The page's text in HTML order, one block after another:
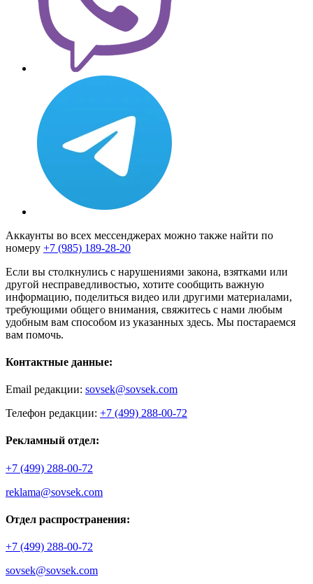
Аккаунты во всех мессенджерах можно также найти по
номеру +7 (985) 189-28-20
Если вы столкнулись с нарушениями закона, взятками или
другой несправедливостью, хотите сообщить важную
информацию, поделиться видео или другими материалами,
требующими общего внимания, свяжитесь с нами любым
удобным вам способом из указанных здесь. Мы постараемся
вам помочь.
Контактные данные:
Email редакции: sovsek@sovsek.com
Телефон редакции: +7 (499) 288-00-72
Рекламный отдел:
+7 (499) 288-00-72
reklama@sovsek.com
Отдел распространения:
+7 (499) 288-00-72
sovsek@sovsek.com